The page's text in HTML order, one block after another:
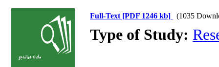
Full-Text [PDF 1246 kb] (1035
Type of Study: